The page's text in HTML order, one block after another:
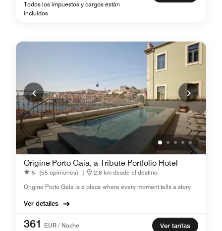
Todos los impuestos y cargos están
incluidos
Origine Porto Gaia, a Tribute Portfolio Hotel
5 (55 opiniones) |
2,8 km desde el destino
Origine Porto Gaia is a place where every moment tells a story
Ver detalles
361
EUR / Noche
Ver tarifas